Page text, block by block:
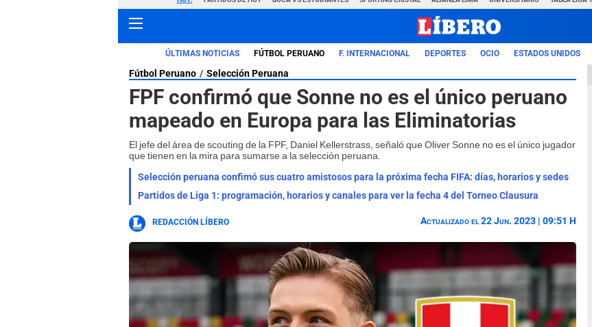
ÚLTIMAS NOTICIAS FÚTBOL PERUANO F. INTERNACIONAL DEPORTES OCIO ESTADOS UNIDOS
Fútbol Peruano Selección Peruana
FPF confirmó que Sonne no es el único peruano
mapeado en Europa para las Eliminatorias
El jefe del área de scouting de la FPF, Daniel Kellerstrass, señaló que Oliver Sonne no es el único jugador
que tienen en la mira para sumarse a la selección peruana.
Selección peruana confimó sus cuatro amistosos para la próxima fecha FIFA: días, horarios y sedes
Partidos de Liga 1: programación, horarios y canales para ver la fecha 4 del Torneo Clausura
REDACCIÓN LÍBERO Actualizado el 22 Jun. 2023 | 09:51 H